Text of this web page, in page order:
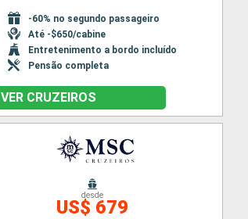
-60% no segundo passageiro
Até -$650/cabine
Entretenimento a bordo incluído
Pensão completa
VER CRUZEIROS
desde
US$ 679